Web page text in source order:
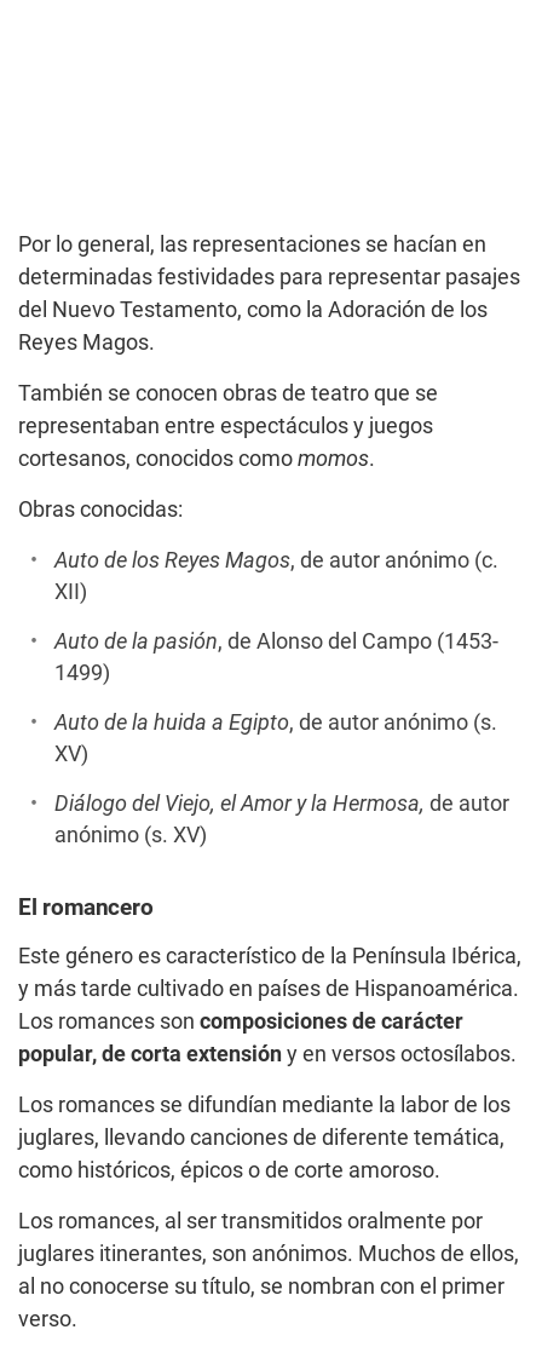
Por lo general, las representaciones se hacían en
determinadas festividades para representar pasajes
del Nuevo Testamento, como la Adoración de los
Reyes Magos.
También se conocen obras de teatro que se
representaban entre espectáculos y juegos
cortesanos, conocidos como momos.
Obras conocidas:
Auto de los Reyes Magos, de autor anónimo (c.
XII)
Auto de la pasión, de Alonso del Campo (1453-
1499)
Auto de la huida a Egipto, de autor anónimo (s.
XV)
Diálogo del Viejo, el Amor y la Hermosa, de autor
anónimo (s. XV)
El romancero
Este género es característico de la Península Ibérica,
y más tarde cultivado en países de Hispanoamérica.
Los romances son composiciones de carácter
popular, de corta extensión y en versos octosílabos.
Los romances se difundían mediante la labor de los
juglares, llevando canciones de diferente temática,
como históricos, épicos o de corte amoroso.
Los romances, al ser transmitidos oralmente por
juglares itinerantes, son anónimos. Muchos de ellos,
al no conocerse su título, se nombran con el primer
verso.